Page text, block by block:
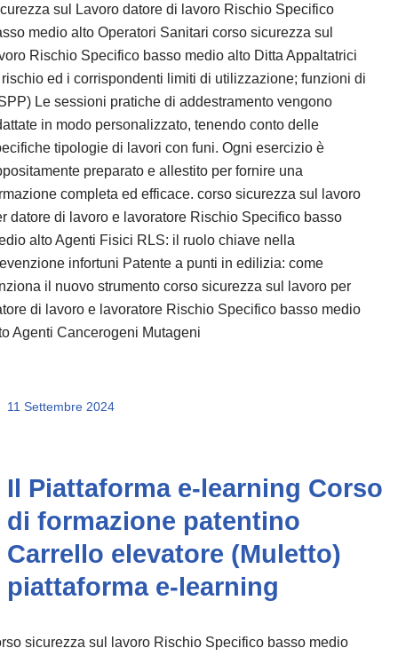
sul Lavoro datore di lavoro Rischio Specifico
medio alto Operatori Sanitari corso sicurezza sul
Rischio Specifico basso medio alto Ditta Appaltatrici
ed i corrispondenti limiti di utilizzazione; funzioni di
Le sessioni pratiche di addestramento vengono
in modo personalizzato, tenendo conto delle
tipologie di lavori con funi. Ogni esercizio è
preparato e allestito per fornire una
completa ed efficace. corso sicurezza sul lavoro
datore di lavoro e lavoratore Rischio Specifico basso
alto Agenti Fisici RLS: il ruolo chiave nella
infortuni Patente a punti in edilizia: come
il nuovo strumento corso sicurezza sul lavoro per
di lavoro e lavoratore Rischio Specifico basso medio
Agenti Cancerogeni Mutageni
11 Settembre 2024
Il Piattaforma e-learning Corso
di formazione patentino
Carrello elevatore (Muletto)
piattaforma e-learning
sicurezza sul lavoro Rischio Specifico basso medio